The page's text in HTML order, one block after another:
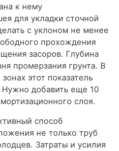
к нему
для укладки сточной
с уклоном не менее
прохождения
засоров. Глубина
промерзания грунта. В
этот показатель
Нужно добавить еще 10
слоя.
способ
не только труб
Затраты и усилия